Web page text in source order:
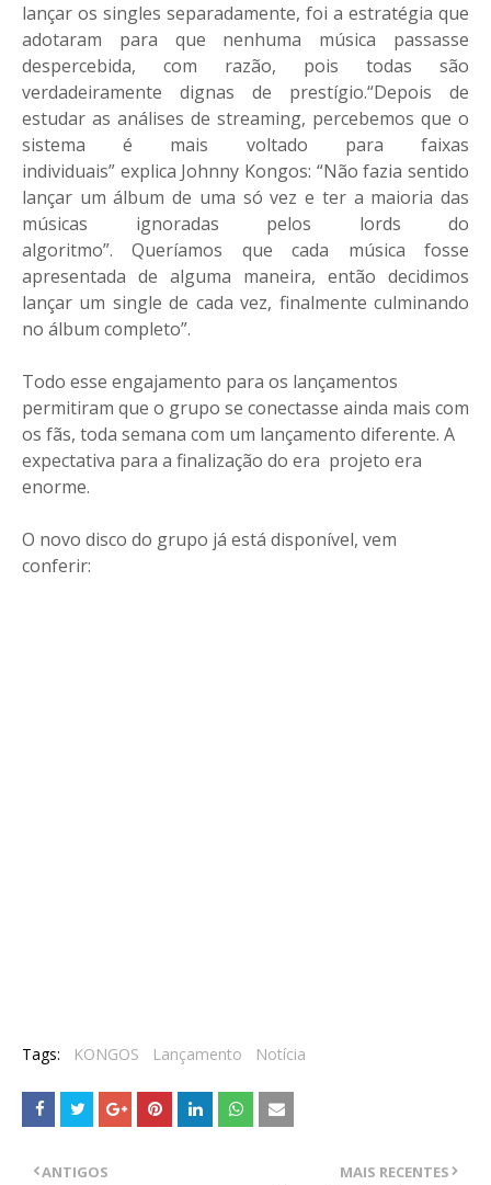
lançar os singles separadamente, foi a estratégia que
adotaram para que nenhuma música passasse
despercebida, com razão, pois todas são
verdadeiramente dignas de prestígio.“Depois de
estudar as análises de streaming, percebemos que o
sistema é mais voltado para faixas
individuais” explica Johnny Kongos: “Não fazia sentido
lançar um álbum de uma só vez e ter a maioria das
músicas ignoradas pelos lords do
algoritmo”. Queríamos que cada música fosse
apresentada de alguma maneira, então decidimos
lançar um single de cada vez, finalmente culminando
no álbum completo”.
Todo esse engajamento para os lançamentos
permitiram que o grupo se conectasse ainda mais com
os fãs, toda semana com um lançamento diferente. A
expectativa para a finalização do era projeto era
enorme.
O novo disco do grupo já está disponível, vem
conferir:
Tags: KONGOS Lançamento Notícia
MAIS RECENTES
ANTIGOS